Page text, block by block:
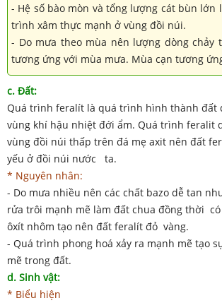
- Hệ số bào mòn và tổng lượng cát bùn lớn
trình xâm thực mạnh ở vùng đồi núi.
- Do mưa theo mùa nên lượng dòng chảy
tương ứng với mùa mưa. Mùa cạn tương
c. Đất:
Quá trình feralít là quá trình hình thành đất
vùng khí hậu nhiệt đới ẩm. Quá trình feralit
vùng đồi núi thấp trên đá mẹ axit nên đất
yếu ở đồi núi nước ta.
* Nguyên nhân:
- Do mưa nhiều nên các chất bazo dễ tan
rửa trôi mạnh mẽ làm đất chua đồng thời
ôxít nhôm tạo nên đất feralít đỏ vàng.
- Quá trình phong hoá xảy ra mạnh mẽ tạo
mẽ trong đất.
d. Sinh vật:
* Biểu hiện